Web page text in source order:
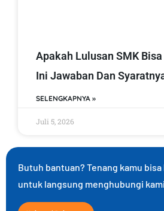
Apakah Lulusan SMK
Ini Jawaban Dan
SELENGKAPNYA »
Juli 5, 2026
Butuh bantuan? Tenang kamu
untuk langsung menghubungi kami